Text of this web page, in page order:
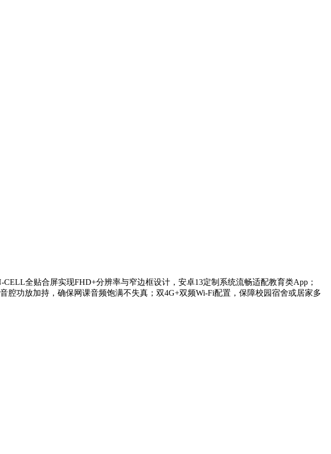
全贴合屏实现FHD+分辨率与窄边框设计，安卓13定制系统流畅适配教育类App；
功放加持，确保网课音频饱满不失真；双4G+双频Wi-Fi配置，保障校园宿舍或居家多